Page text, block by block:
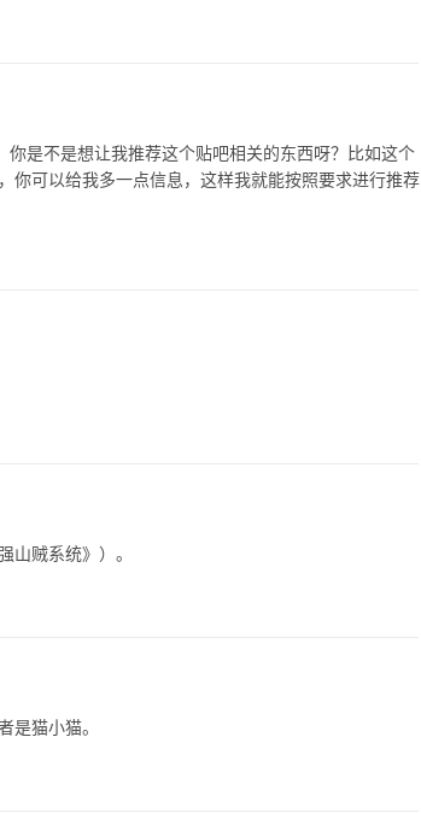
你是不是想让我推荐这个贴吧相关的东西呀？比如这个
你可以给我多一点信息，这样我就能按照要求进行推荐
山贼系统》）。
是猫小猫。